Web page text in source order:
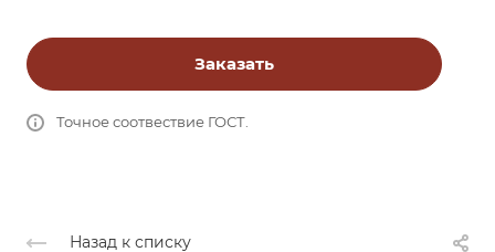
Заказать
Точное соотвествие ГОСТ.
Назад к списку